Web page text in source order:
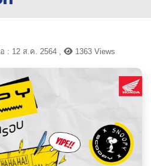
: 12 ส.ค. 2564 , 1363 Views